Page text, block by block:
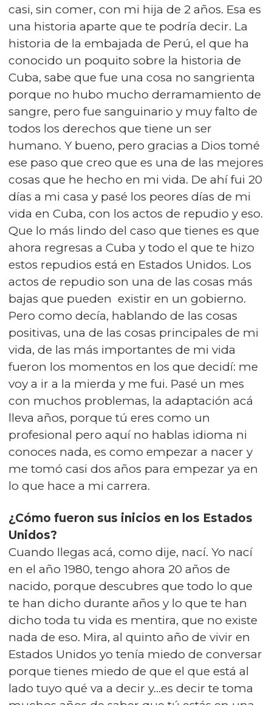
casi, sin comer, con mi hija de 2 años. Esa es
una historia aparte que te podría decir. La
historia de la embajada de Perú, el que ha
conocido un poquito sobre la historia de
Cuba, sabe que fue una cosa no sangrienta
porque no hubo mucho derramamiento de
sangre, pero fue sanguinario y muy falto de
todos los derechos que tiene un ser
humano. Y bueno, pero gracias a Dios tomé
ese paso que creo que es una de las mejores
cosas que he hecho en mi vida. De ahí fui 20
días a mi casa y pasé los peores días de mi
vida en Cuba, con los actos de repudio y eso.
Que lo más lindo del caso que tienes es que
ahora regresas a Cuba y todo el que te hizo
estos repudios está en Estados Unidos. Los
actos de repudio son una de las cosas más
bajas que pueden existir en un gobierno.
Pero como decía, hablando de las cosas
positivas, una de las cosas principales de mi
vida, de las más importantes de mi vida
fueron los momentos en los que decidí: me
voy a ir a la mierda y me fui. Pasé un mes
con muchos problemas, la adaptación acá
lleva años, porque tú eres como un
profesional pero aquí no hablas idioma ni
conoces nada, es como empezar a nacer y
me tomó casi dos años para empezar ya en
lo que hace a mi carrera.
¿Cómo fueron sus inicios en los Estados
Unidos?
Cuando llegas acá, como dije, nací. Yo nací
en el año 1980, tengo ahora 20 años de
nacido, porque descubres que todo lo que
te han dicho durante años y lo que te han
dicho toda tu vida es mentira, que no existe
nada de eso. Mira, al quinto año de vivir en
Estados Unidos yo tenía miedo de conversar
porque tienes miedo de que el que está al
lado tuyo qué va a decir y...es decir te toma